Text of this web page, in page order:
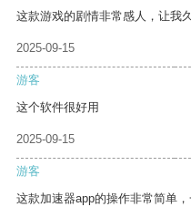
这款游戏的剧情非常感人，让我
2025-09-15
游客
这个软件很好用
2025-09-15
游客
这款加速器app的操作非常简单